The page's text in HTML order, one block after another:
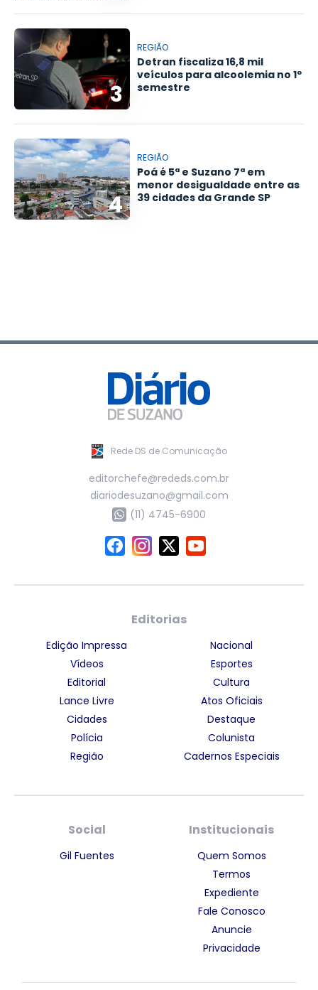
3
REGIÃO
Detran fiscaliza 16,8 mil
veículos para alcoolemia no 1º
semestre
4
REGIÃO
Poá é 5ª e Suzano 7ª em
menor desigualdade entre as
39 cidades da Grande SP
Rede DS de Comunicação
editorchefe@rededs.com.br
diariodesuzano@gmail.com
(11) 4745-6900
Editorias
Edição Impressa
Vídeos
Editorial
Lance Livre
Cidades
Polícia
Região
Nacional
Esportes
Cultura
Atos Oficiais
Destaque
Colunista
Cadernos Especiais
Social
Gil Fuentes
Institucionais
Quem Somos
Termos
Expediente
Fale Conosco
Anuncie
Privacidade